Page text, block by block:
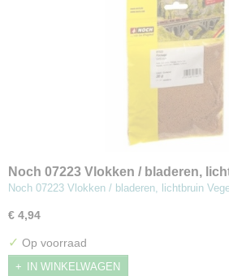
Noch 07223 Vlokken / bladeren,
Noch 07223 Vlokken / bladeren, lichtbruin
€ 4,94
✓ Op voorraad
IN WINKELWAGEN